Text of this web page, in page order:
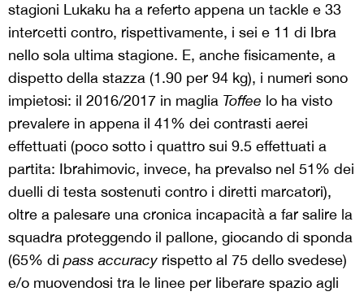
stagioni Lukaku ha a referto appena un tackle e 33
intercetti contro, rispettivamente, i sei e 11 di Ibra
nello sola ultima stagione. E, anche fisicamente, a
dispetto della stazza (1.90 per 94 kg), i numeri sono
impietosi: il 2016/2017 in maglia Toffee lo ha visto
prevalere in appena il 41% dei contrasti aerei
effettuati (poco sotto i quattro sui 9.5 effettuati a
partita: Ibrahimovic, invece, ha prevalso nel 51% dei
duelli di testa sostenuti contro i diretti marcatori),
oltre a palesare una cronica incapacità a far salire la
squadra proteggendo il pallone, giocando di sponda
(65% di pass accuracy rispetto al 75 dello svedese)
e/o muovendosi tra le linee per liberare spazio agli